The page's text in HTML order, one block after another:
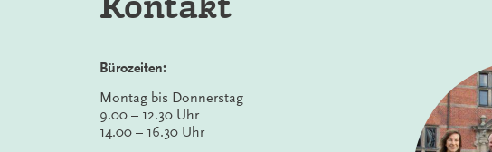
Bürozeiten:
Montag bis Donnerstag
9.00 – 12.30 Uhr
14.00 – 16.30 Uhr